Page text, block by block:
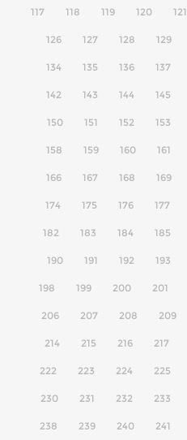
117 118 119 120 121
126 127 128 129
134 135 136 137
142 143 144 145
150 151 152 153
158 159 160 161
166 167 168 169
174 175 176 177
182 183 184 185
190 191 192 193
198 199 200 201
206 207 208 209
214 215 216 217
222 223 224 225
230 231 232 233
238 239 240 241